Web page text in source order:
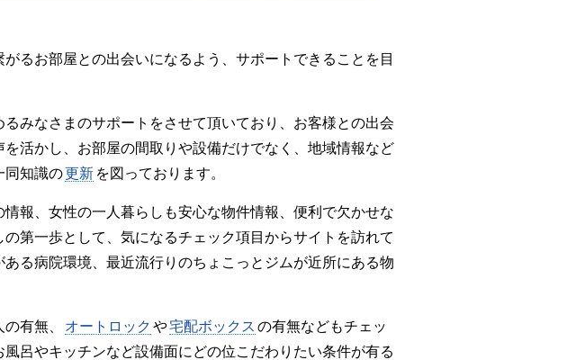
るお部屋との出会いになるよう、サポートできることを目
みなさまのサポートをさせて頂いており、お客様との出会
活かし、お部屋の間取りや設備だけでなく、地域情報など
同知識の更新 を図っております。
報、女性の一人暮らしも安心な物件情報、便利で欠かせな
第一歩として、気になるチェック項目からサイトを訪れて
る病院環境、最近流行りのちょこっとジムが近所にある物
有無、 オートロック や宅配ボックス の有無などもチェッ
呂やキッチンなど設備面にどの位こだわりたい条件が有る